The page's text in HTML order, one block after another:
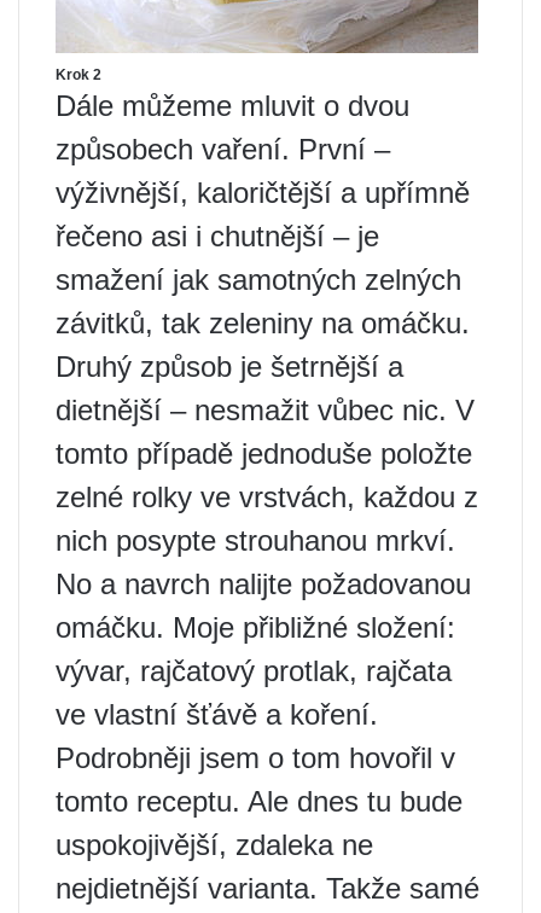
Krok 2
Dále můžeme mluvit o dvou
způsobech vaření. První –
výživnější, kaloričtější a upřímně
řečeno asi i chutnější – je
smažení jak samotných zelných
závitků, tak zeleniny na omáčku.
Druhý způsob je šetrnější a
dietnější – nesmažit vůbec nic. V
tomto případě jednoduše položte
zelné rolky ve vrstvách, každou z
nich posypte strouhanou mrkví.
No a navrch nalijte požadovanou
omáčku. Moje přibližné složení:
vývar, rajčatový protlak, rajčata
ve vlastní šťávě a koření.
Podrobněji jsem o tom hovořil v
tomto receptu. Ale dnes tu bude
uspokojivější, zdaleka ne
nejdietnější varianta. Takže samé